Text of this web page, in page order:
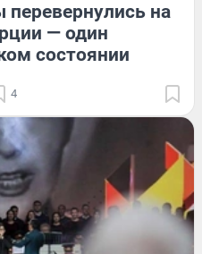
перевернулись на
— один
состоянии
4